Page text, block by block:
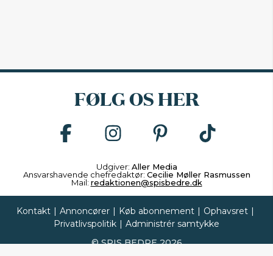
FØLG OS HER
Udgiver: Aller Media
Ansvarshavende chefredaktør: Cecilie Møller Rasmussen
Mail: redaktionen@spisbedre.dk
Kontakt | Annoncører | Køb abonnement | Ophavsret |
Privatlivspolitik | Administrér samtykke
©SPIS BEDRE2026